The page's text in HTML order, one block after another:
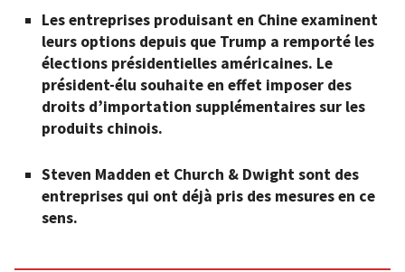
Les entreprises produisant en Chine examinent
leurs options depuis que Trump a remporté les
élections présidentielles américaines. Le
président-élu souhaite en effet imposer des
droits d’importation supplémentaires sur les
produits chinois.
Steven Madden et Church & Dwight sont des
entreprises qui ont déjà pris des mesures en ce
sens.